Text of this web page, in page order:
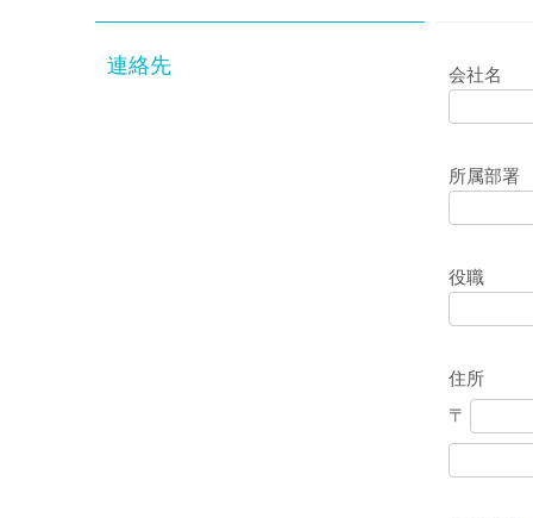
連絡先 会社名
所属部署
役職
住所
〒